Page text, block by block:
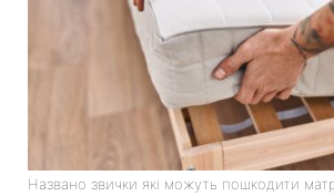
Названо звички які можуть пошкодити